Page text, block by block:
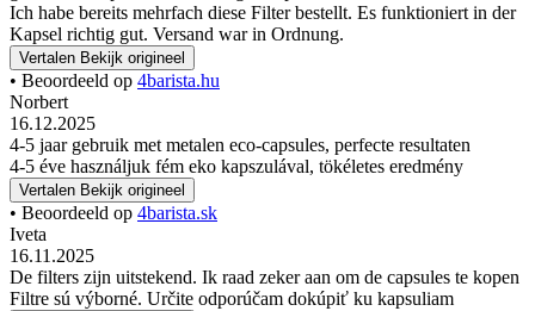
Ich habe bereits mehrfach diese Filter bestellt. Es funktioniert in der
Kapsel richtig gut. Versand war in Ordnung.
Vertalen Bekijk origineel
• Beoordeeld op 4barista.hu
Norbert
16.12.2025
4-5 jaar gebruik met metalen eco-capsules, perfecte resultaten
4-5 éve használjuk fém eko kapszulával, tökéletes eredmény
Vertalen Bekijk origineel
• Beoordeeld op 4barista.sk
Iveta
16.11.2025
De filters zijn uitstekend. Ik raad zeker aan om de capsules te kopen
Filtre sú výborné. Určite odporúčam dokúpiť ku kapsuliam